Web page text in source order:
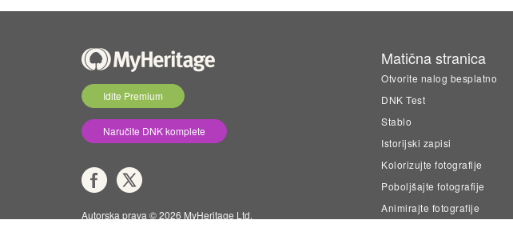
Idite Premium
Naručite DNK komplete
Autorska prava © 2026 MyHeritage Ltd.
Matična stranica
Otvorite nalog besplatno
DNK Test
Stablo
Istorijski zapisi
Kolorizujte fotografije
Poboljšajte fotografije
Animirajte fotografije